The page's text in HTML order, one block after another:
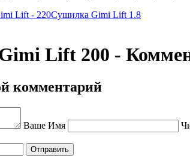
Lift - 220Сушилка Gimi Lift 1.8
Lift 200 -
комментарий
Ваше Имя